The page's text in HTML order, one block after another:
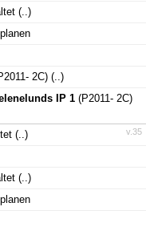
(..)
2C) (..)
IP 1 (P2011- 2C)
v.35
(..)
(..)